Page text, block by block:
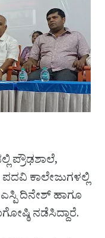
ಪ್ರೌಢಶಾಲೆ,
ಕಾಲೇಜುಗಳಲ್ಲಿ
ದಿನೇಶ್ ಹಾಗೂ
ನಡೆಸಿದ್ದಾರೆ.